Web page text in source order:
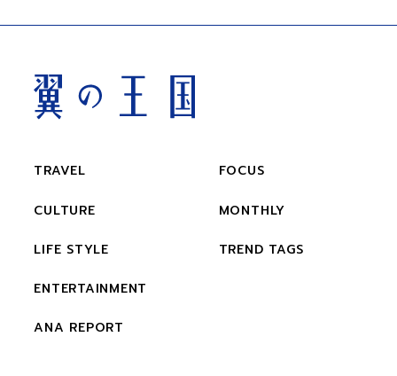
TRAVEL
CULTURE
LIFE STYLE
ENTERTAINMENT
ANA REPORT
FOCUS
MONTHLY
TREND TAGS